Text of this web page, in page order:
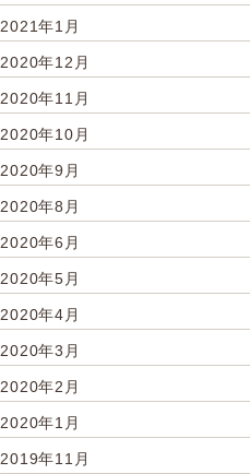
2021年1月
2020年12月
2020年11月
2020年10月
2020年9月
2020年8月
2020年6月
2020年5月
2020年4月
2020年3月
2020年2月
2020年1月
2019年11月